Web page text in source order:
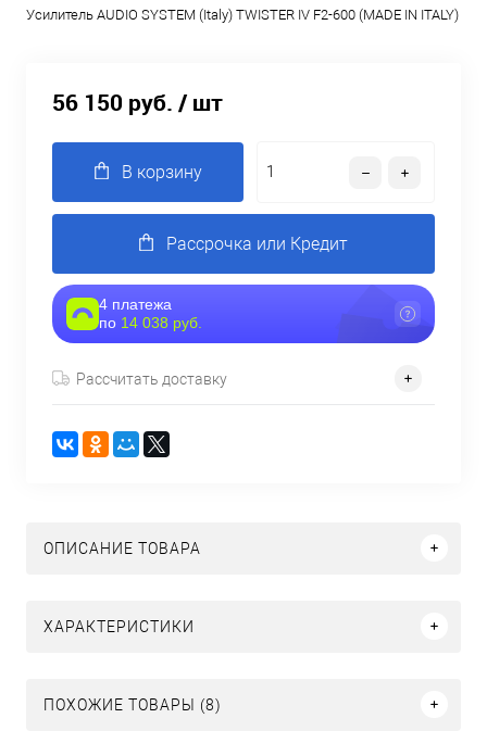
Усилитель AUDIO SYSTEM (Italy) TWISTER IV F2-600 (MADE IN ITALY)
56 150 руб. / шт
В корзину
Рассрочка или Кредит
4 платежа
по 14 038 руб.
Рассчитать доставку
ОПИСАНИЕ ТОВАРА
ХАРАКТЕРИСТИКИ
ПОХОЖИЕ ТОВАРЫ (8)